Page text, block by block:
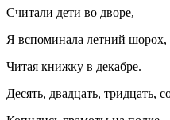
Считали дети во дворе,
Я вспоминала летний шорох,
Читая книжку в декабре.
Десять, двадцать, тридцать,